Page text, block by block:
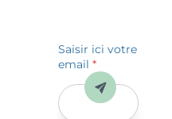
Saisir ici votre
email*
Envoyer